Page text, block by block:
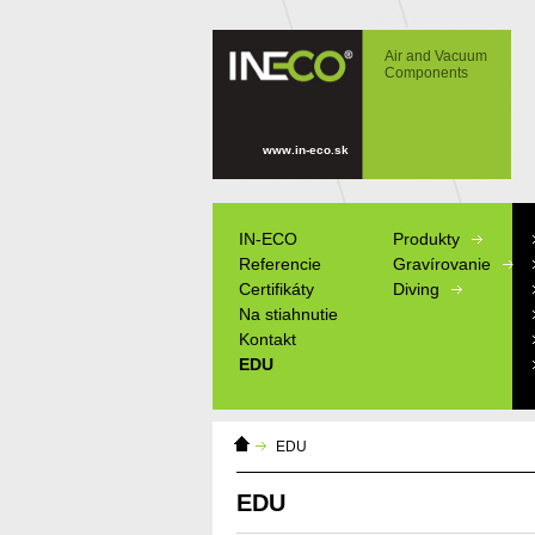
EDU
Air and Vacuum
Components
www.in-eco.sk
Domáca
stránka
EDU
EDU
IN-ECO
Referencie
Certifikáty
Na stiahnutie
Kontakt
EDU
Produkty
Gravírovanie
Diving
Informačné